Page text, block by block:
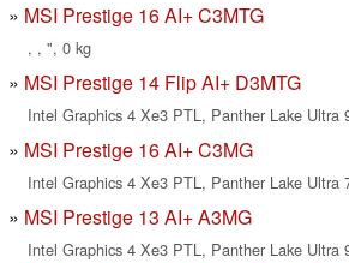
MSI Prestige 16 AI+ C3MTG
, , ", 0 kg
MSI Prestige 14 Flip AI+ D3MTG
Intel Graphics 4 Xe3 PTL, Panther Lake Ultra
MSI Prestige 16 AI+ C3MG
Intel Graphics 4 Xe3 PTL, Panther Lake Ultra
MSI Prestige 13 AI+ A3MG
Intel Graphics 4 Xe3 PTL, Panther Lake Ultra